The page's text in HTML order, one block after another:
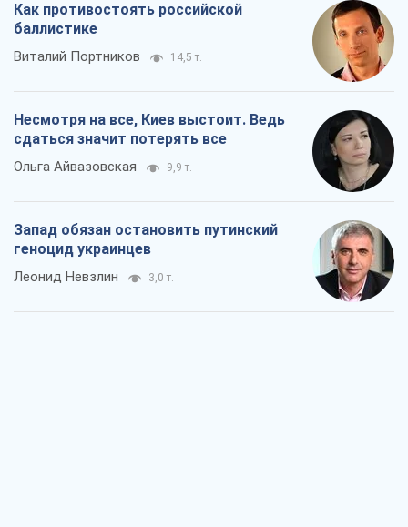
Как противостоять российской
баллистике
Виталий Портников 14,5 т.
Несмотря на все, Киев выстоит. Ведь
сдаться значит потерять все
Ольга Айвазовская 9,9 т.
Запад обязан остановить путинский
геноцид украинцев
Леонид Невзлин 3,0 т.